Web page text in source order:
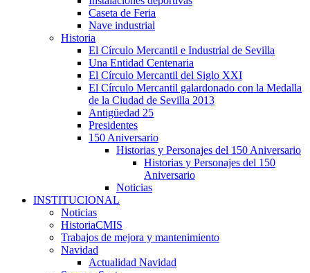
Caseta de Feria
Nave industrial
Historia
El Círculo Mercantil e Industrial de Sevilla
Una Entidad Centenaria
El Círculo Mercantil del Siglo XXI
El Círculo Mercantil galardonado con la Medalla
de la Ciudad de Sevilla 2013
Antigüedad 25
Presidentes
150 Aniversario
Historias y Personajes del 150 Aniversario
Historias y Personajes del 150
Aniversario
Noticias
INSTITUCIONAL
Noticias
HistoriaCMIS
Trabajos de mejora y mantenimiento
Navidad
Actualidad Navidad